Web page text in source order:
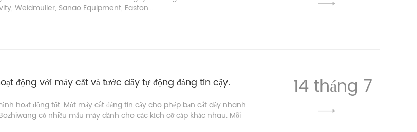
Weidmuller, Sanao Equipment, Easton...
động với máy cắt và tước dây tự động đáng tin cậy.
hoạt động tốt. Một máy cắt đáng tin cậy cho phép bạn cắt dây nhanh
có nhiều mẫu máy dành cho các kích cỡ cáp khác nhau. Mỗi
14 tháng 7